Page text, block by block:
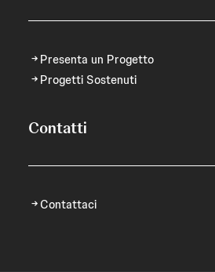
Presenta un Progetto
Progetti Sostenuti
Contatti
Contattaci